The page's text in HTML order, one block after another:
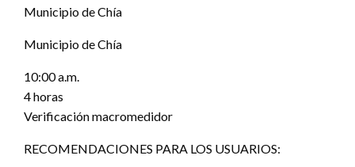
Municipio de Chía
Municipio de Chía
10:00 a.m.
4 horas
Verificación macromedidor
RECOMENDACIONES PARA LOS USUARIOS: